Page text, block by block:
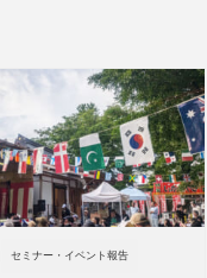
セミナー・イベント報告